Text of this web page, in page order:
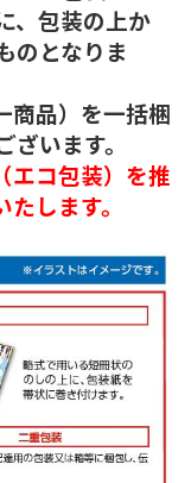
、包装の上か
のとなりま
商品）を一括梱
います。
エコ包装）を推
します。